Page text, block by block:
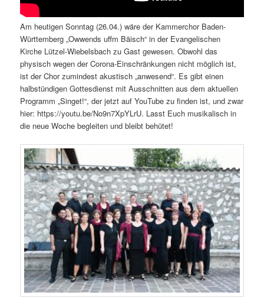
Am heutigen Sonntag (26.04.) wäre der Kammerchor Baden-
Württemberg „Owwends uffm Bäisch“ in der Evangelischen
Kirche Lützel-Wiebelsbach zu Gast gewesen. Obwohl das
physisch wegen der Corona-Einschränkungen nicht möglich ist,
ist der Chor zumindest akustisch „anwesend“. Es gibt einen
halbstündigen Gottesdienst mit Ausschnitten aus dem aktuellen
Programm „Singet!“, der jetzt auf YouTube zu finden ist, und zwar
hier: https://youtu.be/No9n7XpYLrU. Lasst Euch musikalisch in
die neue Woche begleiten und bleibt behütet!